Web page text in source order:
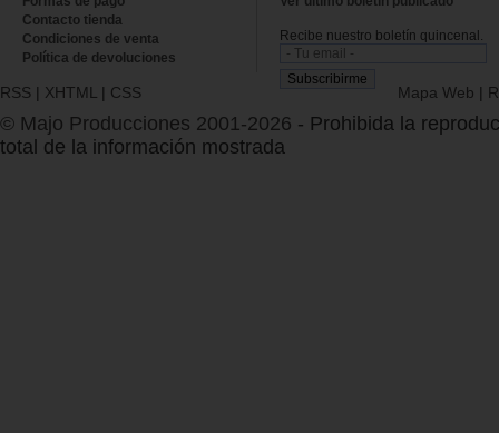
Contacto tienda
Condiciones de venta
Política de devoluciones
Recibe nuestro boletín quincenal.
RSS | XHTML | CSS Mapa Web |
© Majo Producciones 2001-2026 - Prohibida la
total de la información mostrada